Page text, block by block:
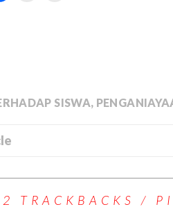
SISWA,
2 TRACKBACKS /